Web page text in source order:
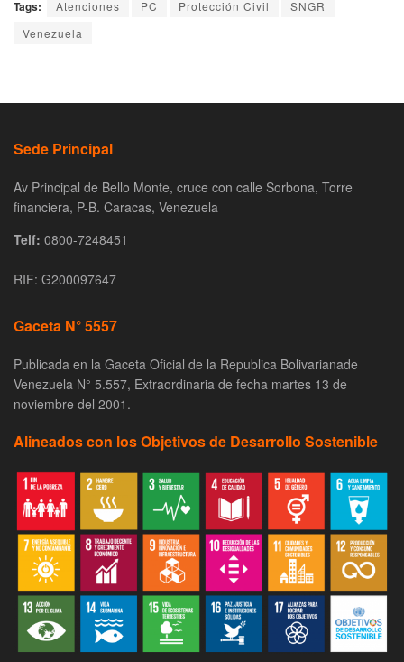
Tags: Atenciones PC Protección Civil
SNGR
Venezuela
Sede Principal
Av Principal de Bello Monte, cruce con calle Sorbona, Torre
financiera, P-B. Caracas, Venezuela
Telf: 0800-7248451
RIF: G200097647
Gaceta N° 5557
Publicada en la Gaceta Oficial de la Republica Bolivarianade
Venezuela N° 5.557, Extraordinaria de fecha martes 13 de
noviembre del 2001.
Alineados con los Objetivos de Desarrollo Sostenible